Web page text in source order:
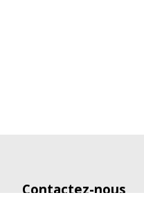
Contactez-nous